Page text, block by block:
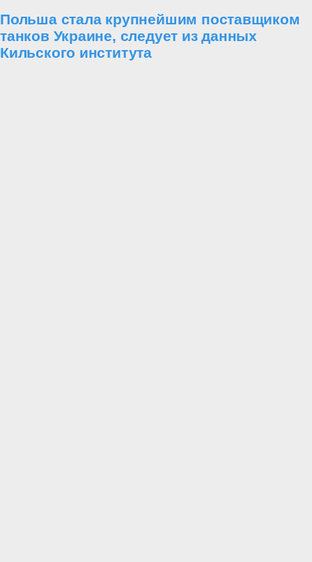
Польша стала крупнейшим поставщиком
танков Украине, следует из данных
Кильского института